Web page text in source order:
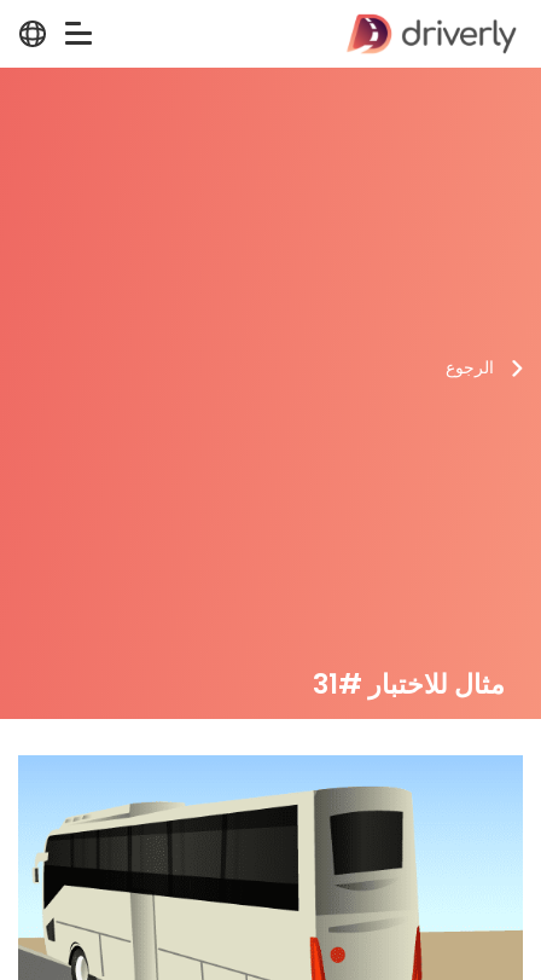
الرجوع
مثال للاختبار #31